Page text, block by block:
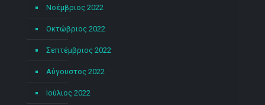
Νοέμβριος 2022
Οκτώβριος 2022
Σεπτέμβριος 2022
Αύγουστος 2022
Ιούλιος 2022